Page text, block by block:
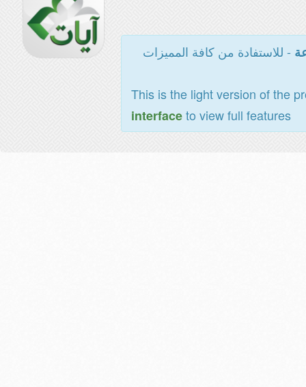
- للاستفادة من كافة المميزات
This is the light version of the
interfaceto view full features